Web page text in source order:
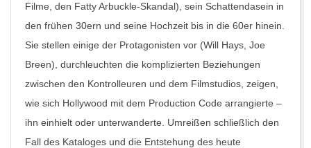
Filme, den Fatty Arbuckle-Skandal), sein Schattendasein in
den frühen 30ern und seine Hochzeit bis in die 60er hinein.
Sie stellen einige der Protagonisten vor (Will Hays, Joe
Breen), durchleuchten die komplizierten Beziehungen
zwischen den Kontrolleuren und dem Filmstudios, zeigen,
wie sich Hollywood mit dem Production Code arrangierte –
ihn einhielt oder unterwanderte. Umreißen schließlich den
Fall des Kataloges und die Entstehung des heute